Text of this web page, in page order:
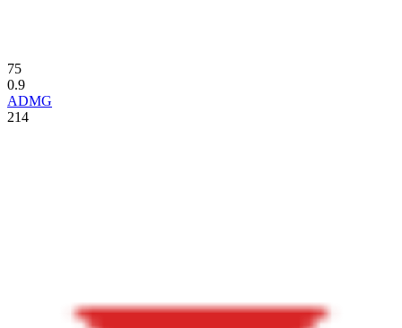
75
0.9
ADMG
214